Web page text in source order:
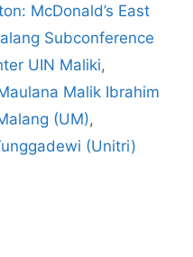
McDonald’s East
Subconference
UIN Maliki,
Malik Ibrahim
(UM),
(Unitri)